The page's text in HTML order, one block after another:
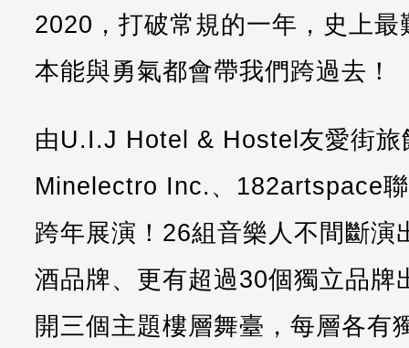
2020，打破常規的一年，史上
本能與勇氣都會帶我們跨過去！
由U.I.J Hotel & Hostel友愛街旅
Minelectro Inc.、182artspace
跨年展演！26組音樂人不間斷演
酒品牌、更有超過30個獨立品牌
開三個主題樓層舞臺，每層各有